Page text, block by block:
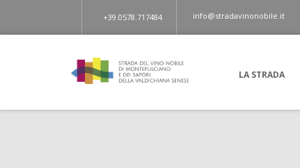
+39.0578.717484 info@stradavinonobile.it
LA STRADA